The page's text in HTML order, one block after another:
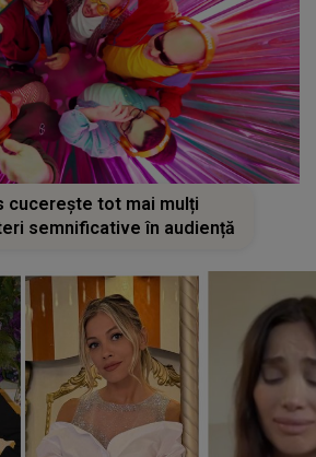
cucerește tot mai mulți
semnificative în audiență